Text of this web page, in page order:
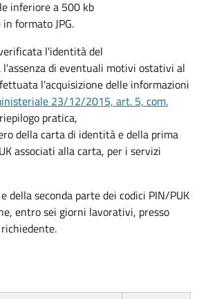
inferiore a 500 kb
formato JPG.
l'identità del
di eventuali motivi ostativi al
l'acquisizione delle informazioni
23/12/2015, art. 5, com.
pratica,
della carta di identità e della prima
associati alla carta, per i servizi
della seconda parte dei codici PIN/PUK
entro sei giorni lavorativi, presso